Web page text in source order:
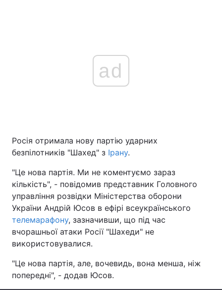
Україна Політика
Економіка Світ
Спорт Наука
Зброя
ad
Росія отримала нову партію ударних
безпілотників "Шахед" з Ірану.
"Це нова партія. Ми не коментуємо зараз
кількість", - повідомив представник Головного
управління розвідки Міністерства оборони
України Андрій Юсов в ефірі всеукраїнського
телемарафону, зазначивши, що під час
вчорашньої атаки Росії "Шахеди" не
використовувалися.
"Це нова партія, але, вочевидь, вона менша, ніж
попередні", - додав Юсов.